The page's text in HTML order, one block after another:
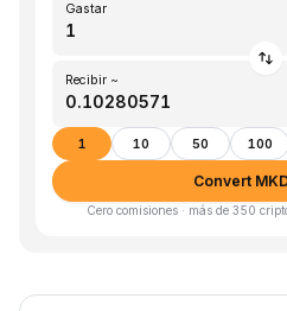
Gastar
Recibir ~
1 10 50 100
Convert
Cero comisiones · más de 350